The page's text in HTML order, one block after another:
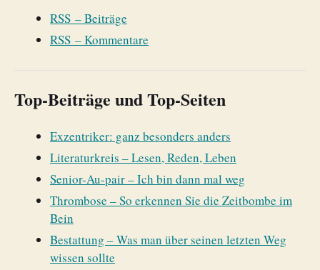
RSS – Beiträge
RSS – Kommentare
Top-Beiträge und Top-Seiten
Exzentriker: ganz besonders anders
Literaturkreis – Lesen, Reden, Leben
Senior-Au-pair – Ich bin dann mal weg
Thrombose – So erkennen Sie die Zeitbombe im
Bein
Bestattung – Was man über seinen letzten Weg
wissen sollte